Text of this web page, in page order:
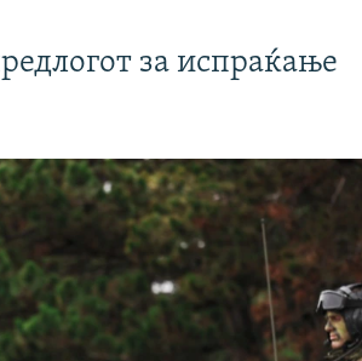
за испраќање